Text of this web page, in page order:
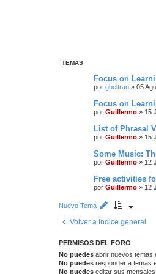
TEMAS
Focus on
por gbeltran » 05
Focus on
por Guillermo » 15
List of Phrasal
por Guillermo » 15
Some Music:
por Guillermo » 12
Free activities
por Guillermo » 12
Nuevo Tema
Volver a Índice general
PERMISOS DEL FORO
No puedes abrir nuevos temas
No puedes responder a temas
No puedes editar sus